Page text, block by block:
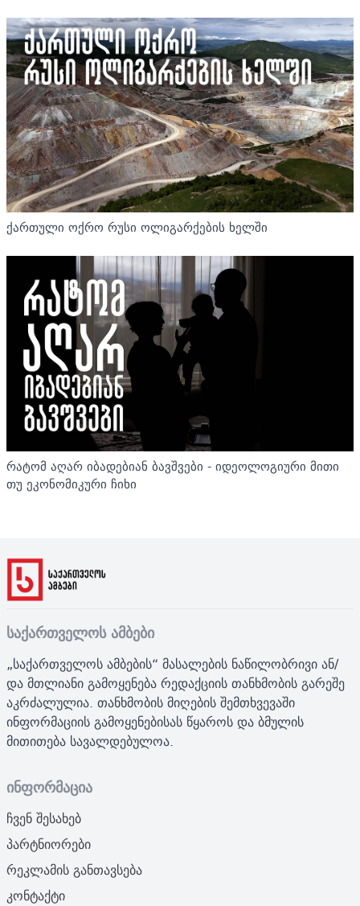
ქართული ოქრო რუსი ოლიგარქების ხელში
რატომ აღარ იბადებიან ბავშვები - იდეოლოგიური მითი
თუ ეკონომიკური ჩიხი
საქართველოს ამბები
„საქართველოს ამბების“ მასალების ნაწილობრივი ან/
და მთლიანი გამოყენება რედაქციის თანხმობის გარეშე
აკრძალულია. თანხმობის მიღების შემთხვევაში
ინფორმაციის გამოყენებისას წყაროს და ბმულის
მითითება სავალდებულოა.
ინფორმაცია
ჩვენ შესახებ
პარტნიორები
რეკლამის განთავსება
კონტაქტი